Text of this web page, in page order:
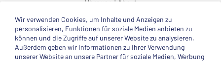
Über uns About
© 2025 Deutsche Stiftung Völkerverständigung
Impressum Datenschutzerklärung Kontakt
Wir verwenden Cookies, um Inhalte und Anzeigen zu
personalisieren, Funktionen für soziale Medien anbieten zu
können und die Zugriffe auf unserer Website zu analysieren.
Außerdem geben wir Informationen zu Ihrer Verwendung
unserer Website an unsere Partner für soziale Medien, Werbung